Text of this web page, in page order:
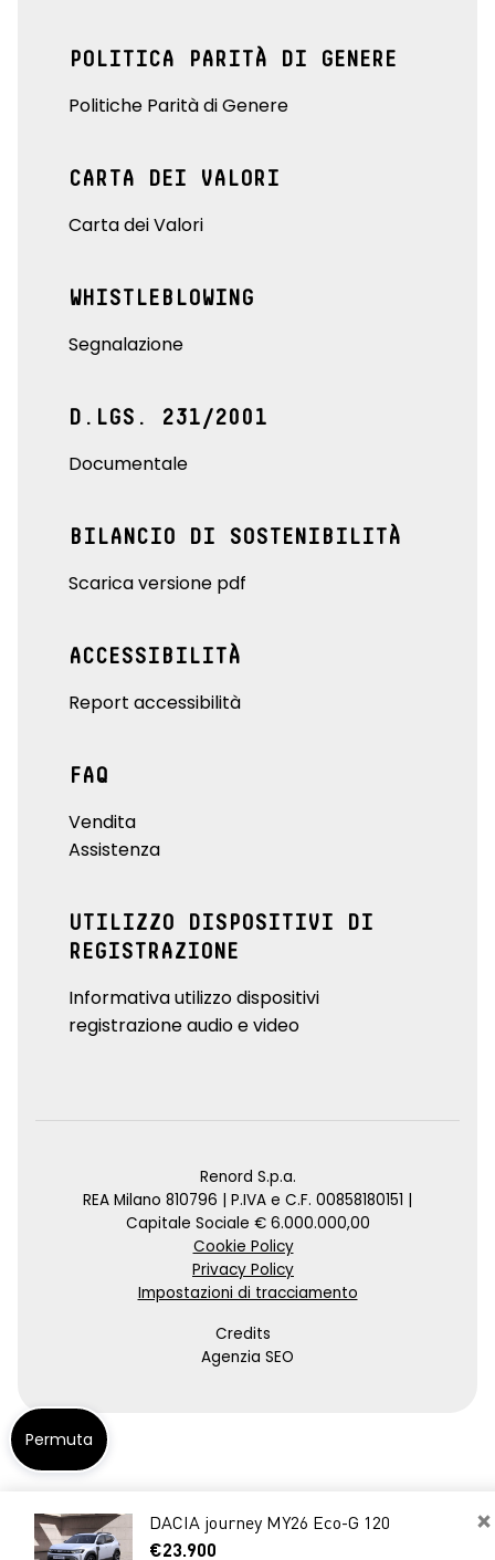
×
DACIA journey MY26 Eco-G 120
€23.900
POLITICA PARITÀ DI GENERE
Politiche Parità di Genere
CARTA DEI VALORI
Carta dei Valori
WHISTLEBLOWING
Segnalazione
D.LGS. 231/2001
Documentale
BILANCIO DI SOSTENIBILITÀ
Scarica versione pdf
ACCESSIBILITÀ
Report accessibilità
FAQ
Vendita
Assistenza
UTILIZZO DISPOSITIVI DI
REGISTRAZIONE
Informativa utilizzo dispositivi
registrazione audio e video
Renord S.p.a.
REA Milano 810796 | P.IVA e C.F. 00858180151 |
Capitale Sociale € 6.000.000,00
Cookie Policy
Privacy Policy
Impostazioni di tracciamento
Credits
Agenzia SEO
Permuta